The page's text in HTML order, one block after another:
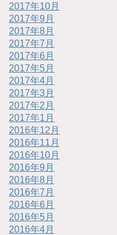
2017年10月
2017年9月
2017年8月
2017年7月
2017年6月
2017年5月
2017年4月
2017年3月
2017年2月
2017年1月
2016年12月
2016年11月
2016年10月
2016年9月
2016年8月
2016年7月
2016年6月
2016年5月
2016年4月